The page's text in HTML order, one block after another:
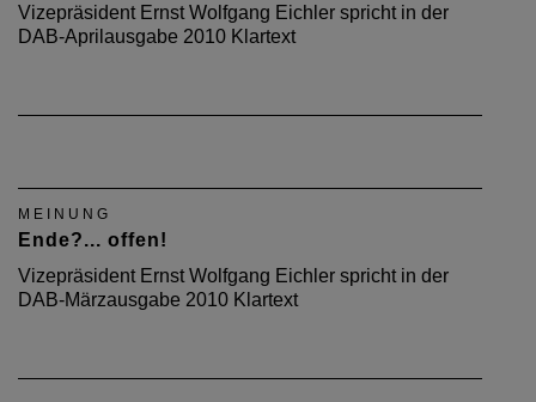
Vizepräsident Ernst Wolfgang Eichler spricht in der
DAB-Aprilausgabe 2010 Klartext
MEINUNG
Ende?... offen!
Vizepräsident Ernst Wolfgang Eichler spricht in der
DAB-Märzausgabe 2010 Klartext